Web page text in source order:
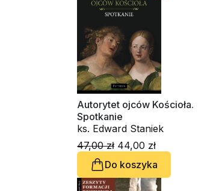
Autorytet ojców Kościoła.
Spotkanie
ks. Edward Staniek
47,00 zł 44,00 zł
Do koszyka